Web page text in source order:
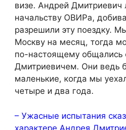
визе. Андрей Дмитриевич
начальству ОВИРа,
разрешили эту поездку.
Москву на месяц, тогда
по-настоящему общались
Дмитриевичем. Они ведь
маленькие, когда мы
четыре и два года.
– Ужасные испытания
характере Андрея